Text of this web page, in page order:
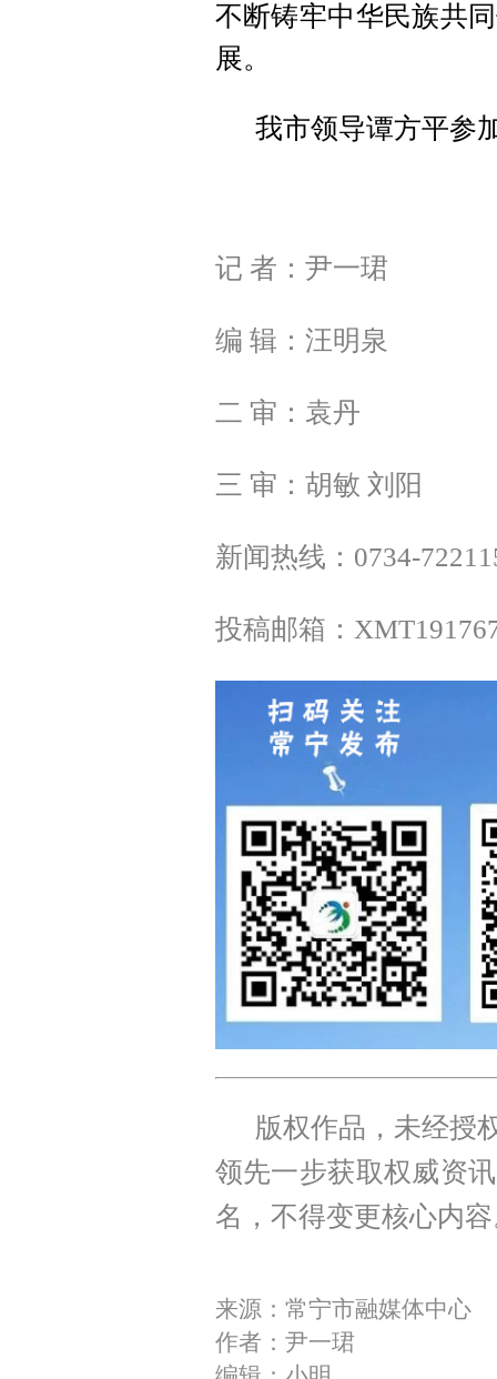
不断铸牢中华民族共
展。
我市领导谭方平参
记 者：尹一珺
编 辑：汪明泉
二 审：袁丹
三 审：胡敏 刘阳
新闻热线：0734-
投稿邮箱：
版权作品，未经授
领先一步获取权威资
名，不得变更核心内
来源：常宁市融媒体中心
作者：尹一珺